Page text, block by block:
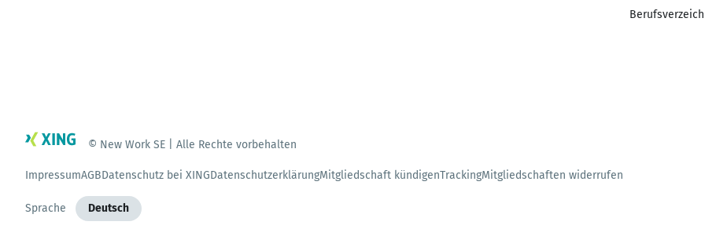
© New Work SE | Alle Rechte vorbehalten
ImpressumAGBDatenschutz bei XINGDatenschutzerklärungMitgliedschaft kündigenTrackingMitgliedschaften widerrufen
Sprache Deutsch